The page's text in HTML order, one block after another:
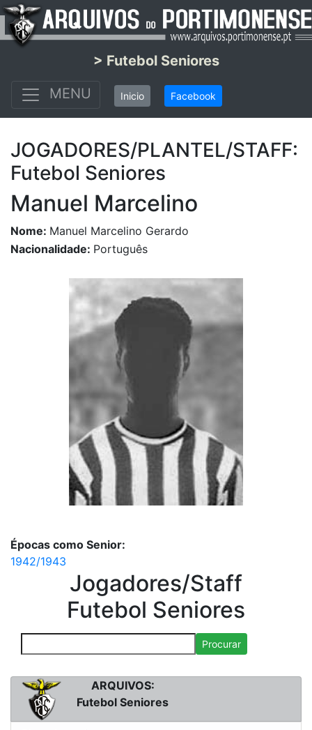
> Futebol Seniores
MENU
Inicio Facebook
JOGADORES/PLANTEL/STAFF:
Futebol Seniores
Manuel Marcelino
Nome: Manuel Marcelino Gerardo
Nacionalidade: Português
Épocas como Senior:
1942/1943
Jogadores/Staff
Futebol Seniores
Procurar
ARQUIVOS:
Futebol Seniores